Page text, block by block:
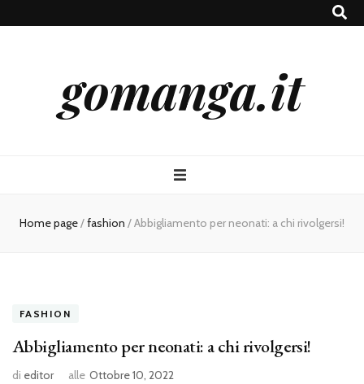
gomanga.it
Home page/fashion /Abbigliamento per neonati: a chi rivolgersi!
FASHION
Abbigliamento per neonati: a chi rivolgersi!
di editor alle Ottobre 10, 2022